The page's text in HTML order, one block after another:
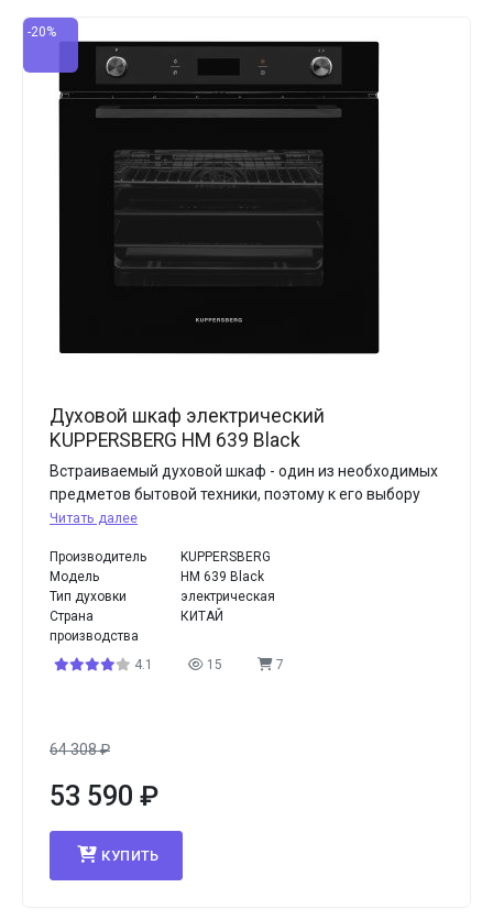
-20%
Духовой шкаф электрический
KUPPERSBERG HM 639 Black
Встраиваемый духовой шкаф - один из необходимых
предметов бытовой техники, поэтому к его выбору
Читать далее
Производитель
KUPPERSBERG
Модель
HM 639 Black
Тип духовки
электрическая
Страна
производства
КИТАЙ
4.1 15 7
64 308₽
53 590 ₽
КУПИТЬ